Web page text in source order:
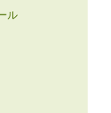
ル